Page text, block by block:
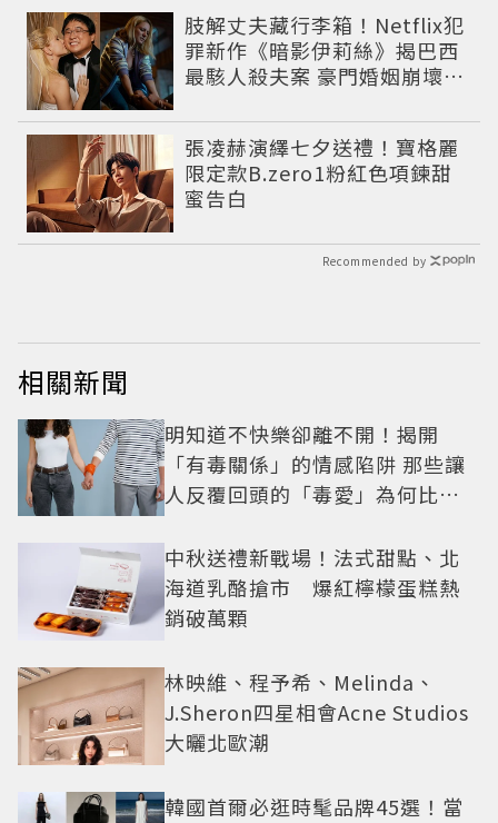
肢解丈夫藏行李箱！Netflix犯
罪新作《暗影伊莉絲》揭巴西
最駭人殺夫案 豪門婚姻崩壞釀
張凌赫演繹七夕送禮！寶格麗
限定款B.zero1粉紅色項鍊甜
蜜告白
Recommended by
相關新聞
明知道不快樂卻離不開！揭開
「有毒關係」的情感陷阱 那些讓
人反覆回頭的「毒愛」為何比菸
中秋送禮新戰場！法式甜點、北
海道乳酪搶市 爆紅檸檬蛋糕熱
銷破萬顆
林映維、程予希、Melinda、
J.Sheron四星相會Acne Studios
大曬北歐潮
韓國首爾必逛時髦品牌45選！當